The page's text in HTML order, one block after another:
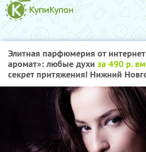
Элитная парфюмерия от
аромат»: любые духи за 490 р.
секрет притяжения! Нижний